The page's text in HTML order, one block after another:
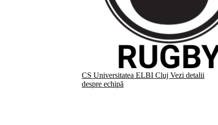
CS Universitatea ELBI Cluj Vezi detalii
despre echipă